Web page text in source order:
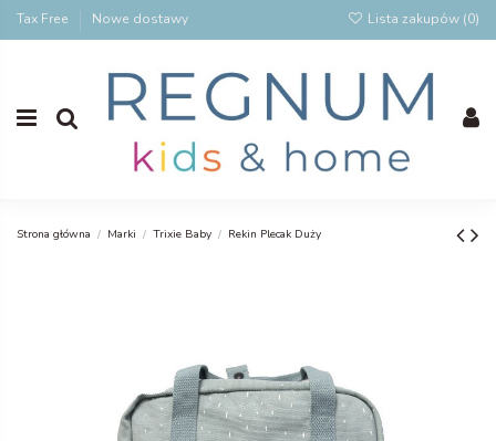
Tax Free Nowe dostawy Lista zakupów (0)
Strona główna Marki Trixie Baby Rekin Plecak Duży